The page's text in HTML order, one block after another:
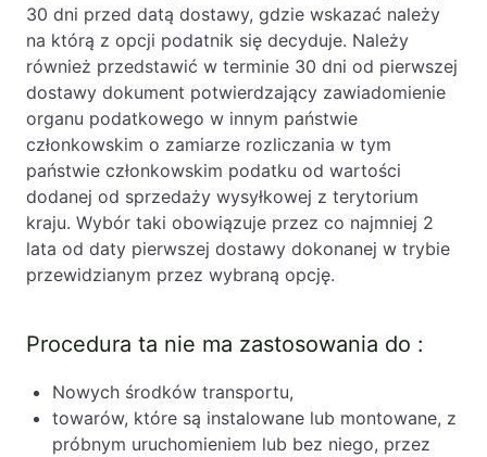
30 dni przed datą dostawy, gdzie wskazać należy
na którą z opcji podatnik się decyduje. Należy
również przedstawić w terminie 30 dni od pierwszej
dostawy dokument potwierdzający zawiadomienie
organu podatkowego w innym państwie
członkowskim o zamiarze rozliczania w tym
państwie członkowskim podatku od wartości
dodanej od sprzedaży wysyłkowej z terytorium
kraju. Wybór taki obowiązuje przez co najmniej 2
lata od daty pierwszej dostawy dokonanej w trybie
przewidzianym przez wybraną opcję.
Procedura ta nie ma zastosowania do :
Nowych środków transportu,
towarów, które są instalowane lub montowane, z
próbnym uruchomieniem lub bez niego, przez